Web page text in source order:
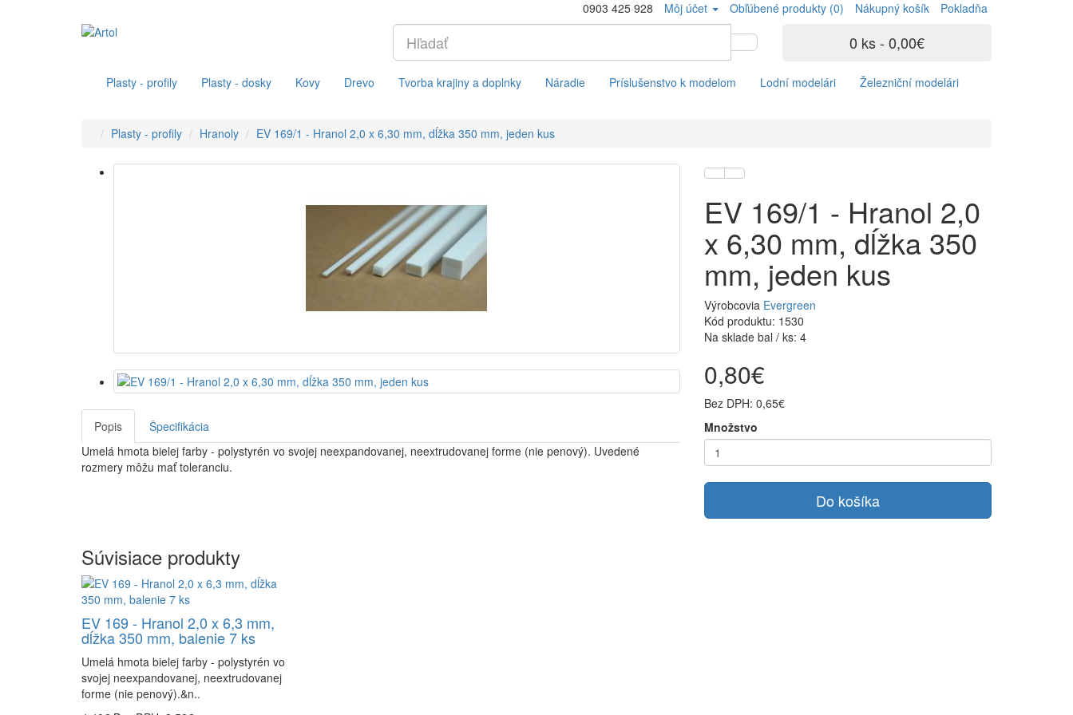
0903 425 928 Môj účet Obľúbené produkty (0) Nákupný košík Pokladňa
0 ks - 0,00€
Plasty - profily Plasty - dosky Kovy Drevo Tvorba krajiny a doplnky Náradie Príslušenstvo k modelom Lodní modelári Železniční modelári
Plasty - profily Hranoly EV 169/1 - Hranol 2,0 x 6,30 mm, dĺžka 350 mm, jeden kus
Popis
Špecifikácia
Umelá hmota bielej farby - polystyrén vo svojej neexpandovanej, neextrudovanej forme (nie penový). Uvedené
rozmery môžu mať toleranciu.
EV 169/1 - Hranol 2,0
x 6,30 mm, dĺžka 350
mm, jeden kus
Výrobcovia Evergreen
Kód produktu: 1530
Na sklade bal / ks: 4
0,80€
Bez DPH: 0,65€
Množstvo
Do košíka
Súvisiace produkty
EV 169 - Hranol 2,0 x 6,3 mm,
dĺžka 350 mm, balenie 7 ks
Umelá hmota bielej farby - polystyrén vo
svojej neexpandovanej, neextrudovanej
forme (nie penový).&n..